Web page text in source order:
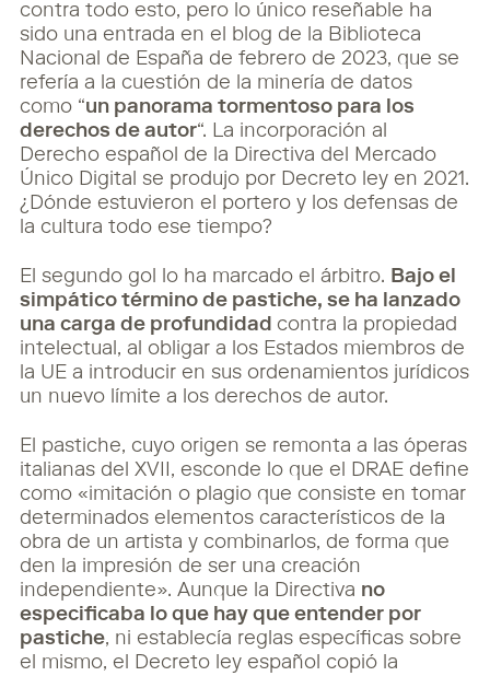
contra todo esto, pero lo único reseñable ha
sido una entrada en el blog de la Biblioteca
Nacional de España de febrero de 2023, que se
refería a la cuestión de la minería de datos
como “un panorama tormentoso para los
derechos de autor“. La incorporación al
Derecho español de la Directiva del Mercado
Único Digital se produjo por Decreto ley en 2021.
¿Dónde estuvieron el portero y los defensas de
la cultura todo ese tiempo?
El segundo gol lo ha marcado el árbitro. Bajo el
simpático término de pastiche, se ha lanzado
una carga de profundidad contra la propiedad
intelectual, al obligar a los Estados miembros de
la UE a introducir en sus ordenamientos jurídicos
un nuevo límite a los derechos de autor.
El pastiche, cuyo origen se remonta a las óperas
italianas del XVII, esconde lo que el DRAE define
como «imitación o plagio que consiste en tomar
determinados elementos característicos de la
obra de un artista y combinarlos, de forma que
den la impresión de ser una creación
independiente». Aunque la Directiva no
especificaba lo que hay que entender por
pastiche, ni establecía reglas específicas sobre
el mismo, el Decreto ley español copió la